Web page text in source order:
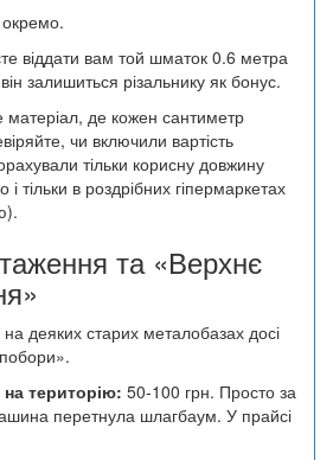
окремо.
віддати вам той шматок 0.6 метра
залишиться різальнику як бонус.
де кожен сантиметр
чи включили вартість
тільки корисну довжину
тільки в роздрібних гіпермаркетах
та «Верхнє
деяких старих металобазах досі
територію: 50-100 грн. Просто за
перетнула шлагбаум. У прайсі